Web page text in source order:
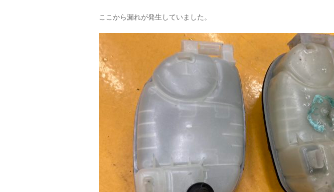
ここから漏れが発生していました。